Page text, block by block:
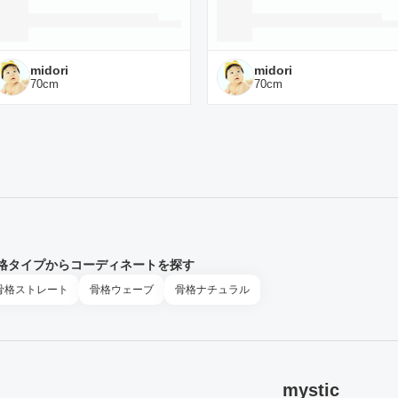
midori
70cm
midori
70cm
タイプからコーディネートを探す
格ストレート 骨格ウェーブ 骨格ナチュラル
mystic